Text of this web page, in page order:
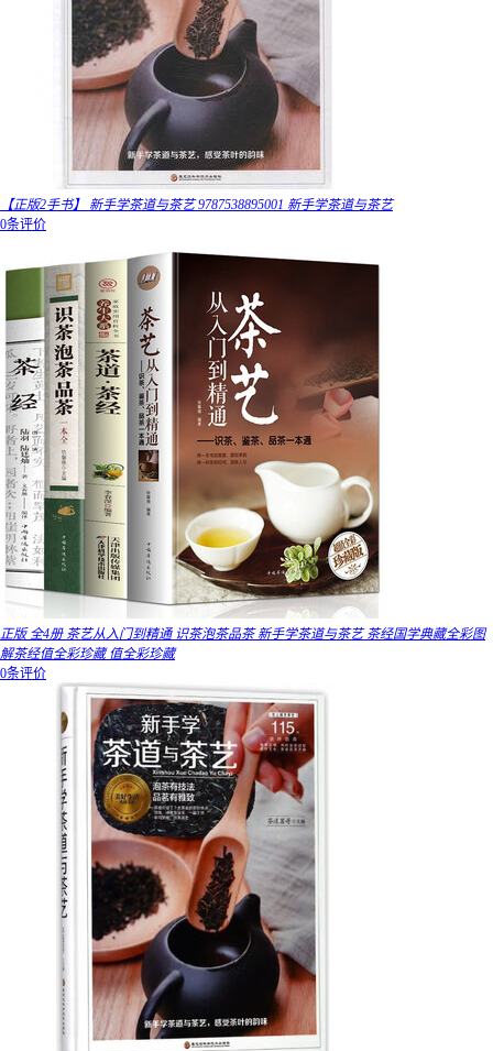
【正版2手书】 新手学茶道与茶艺 9787538895001 新手学茶道与茶艺
0条评价
正版 全4册 茶艺从入门到精通 识茶泡茶品茶 新手学茶道与茶艺 茶经国学典藏全彩图
解茶经值全彩珍藏 值全彩珍藏
0条评价